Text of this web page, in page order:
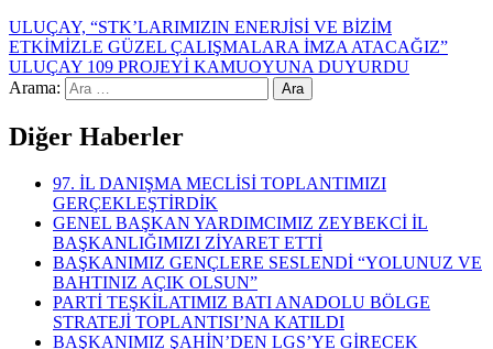
ULUÇAY, “STK’LARIMIZIN ENERJİSİ VE BİZİM
ETKİMİZLE GÜZEL ÇALIŞMALARA İMZA ATACAĞIZ”
ULUÇAY 109 PROJEYİ KAMUOYUNA DUYURDU
Arama:
Diğer Haberler
97. İL DANIŞMA MECLİSİ TOPLANTIMIZI
GERÇEKLEŞTİRDİK
GENEL BAŞKAN YARDIMCIMIZ ZEYBEKCİ İL
BAŞKANLIĞIMIZI ZİYARET ETTİ
BAŞKANIMIZ GENÇLERE SESLENDİ “YOLUNUZ VE
BAHTINIZ AÇIK OLSUN”
PARTİ TEŞKİLATIMIZ BATI ANADOLU BÖLGE
STRATEJİ TOPLANTISI’NA KATILDI
BAŞKANIMIZ ŞAHİN’DEN LGS’YE GİRECEK